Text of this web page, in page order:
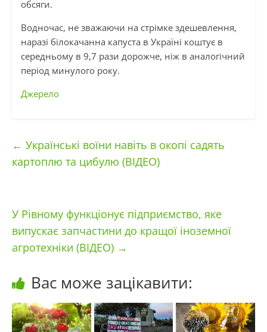
обсяги.
Водночас, не зважаючи на стрімке здешевлення,
наразі білокачанна капуста в Україні коштує в
середньому в 9,7 рази дорожче, ніж в аналогічний
період минулого року.
Джерело
← Українські воїни навіть в окопі садять
картоплю та цибулю (ВІДЕО)
У Рівному функціонує підприємство, яке
випускає запчастини до кращої іноземної
агротехніки (ВІДЕО) →
Вас може зацікавити: